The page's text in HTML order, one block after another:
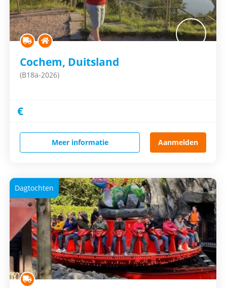
Cochem, Duitsland
(B18a-2026)
€
Meer informatie Aanmelden
Dagtochten